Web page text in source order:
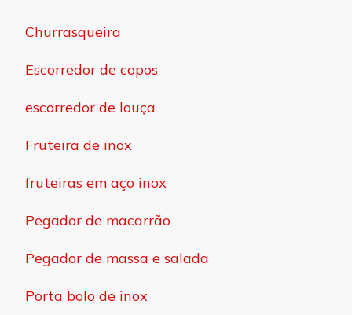
Churrasqueira
Escorredor de copos
escorredor de louça
Fruteira de inox
fruteiras em aço inox
Pegador de macarrão
Pegador de massa e salada
Porta bolo de inox